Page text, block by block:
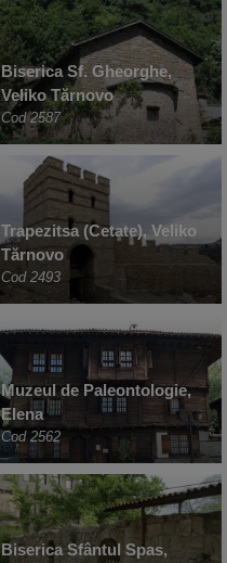
Biserica Sf. Gheorghe,
Veliko Tărnovo
Cod 2587
Trapezitsa (Cetate), Veliko
Tărnovo
Cod 2493
Muzeul de Paleontologie,
Elena
Cod 2562
Biserica Sfântul Spas,